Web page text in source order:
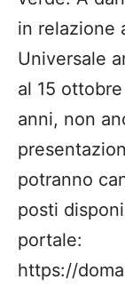
in relazione
Universale
al 15
anni, non
potranno
posti
portale:
https://